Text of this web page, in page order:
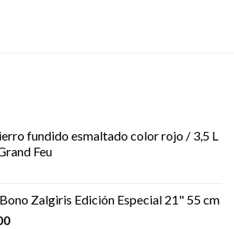
fundido esmaltado color rojo / 3,5 L
Feu
Zalgiris Edición Especial 21" 55 cm